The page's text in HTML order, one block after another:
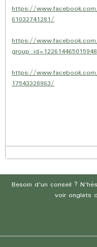
https://
61032741281/
https://
https://
17543328963/
Besoin d'un conseil ?
voir onglets